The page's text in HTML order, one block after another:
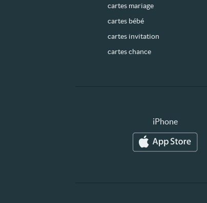
cartes mariage
cartes bébé
cartes invitation
cartes chance
iPhone